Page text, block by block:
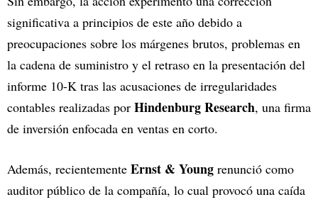
significativa a principios de este año debido a
preocupaciones sobre los márgenes brutos, problemas en
la cadena de suministro y el retraso en la presentación del
informe 10-K tras las acusaciones de irregularidades
contables realizadas por Hindenburg Research, una firma
de inversión enfocada en ventas en corto.
Además, recientemente Ernst & Young renunció como
auditor público de la compañía, lo cual provocó una caída